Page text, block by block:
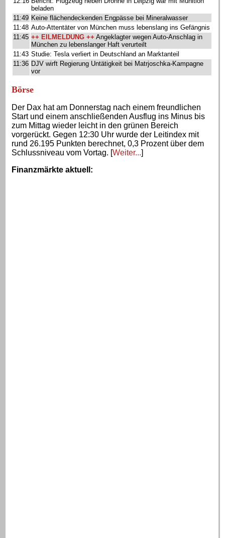
beladen
11:49 Keine flächendeckenden Engpässe bei Mineralwasser
11:48 Auto-Attentäter von München muss lebenslang ins Gefängnis
11:45 ++ EILMELDUNG ++ Angeklagter wegen Auto-Anschlag in
München zu lebenslanger Haft verurteilt
11:43 Studie: Tesla verliert in Deutschland an Marktanteil
11:36 DJV wirft Regierung Untätigkeit bei Matrjoschka-Kampagne
vor
Börse
Der Dax hat am Donnerstag nach einem freundlichen
Start und einem anschließenden Ausflug ins Minus bis
zum Mittag wieder leicht in den grünen Bereich
vorgerückt. Gegen 12:30 Uhr wurde der Leitindex mit
rund 26.195 Punkten berechnet, 0,3 Prozent über dem
Schlussniveau vom Vortag. [Weiter...]
Finanzmärkte aktuell :